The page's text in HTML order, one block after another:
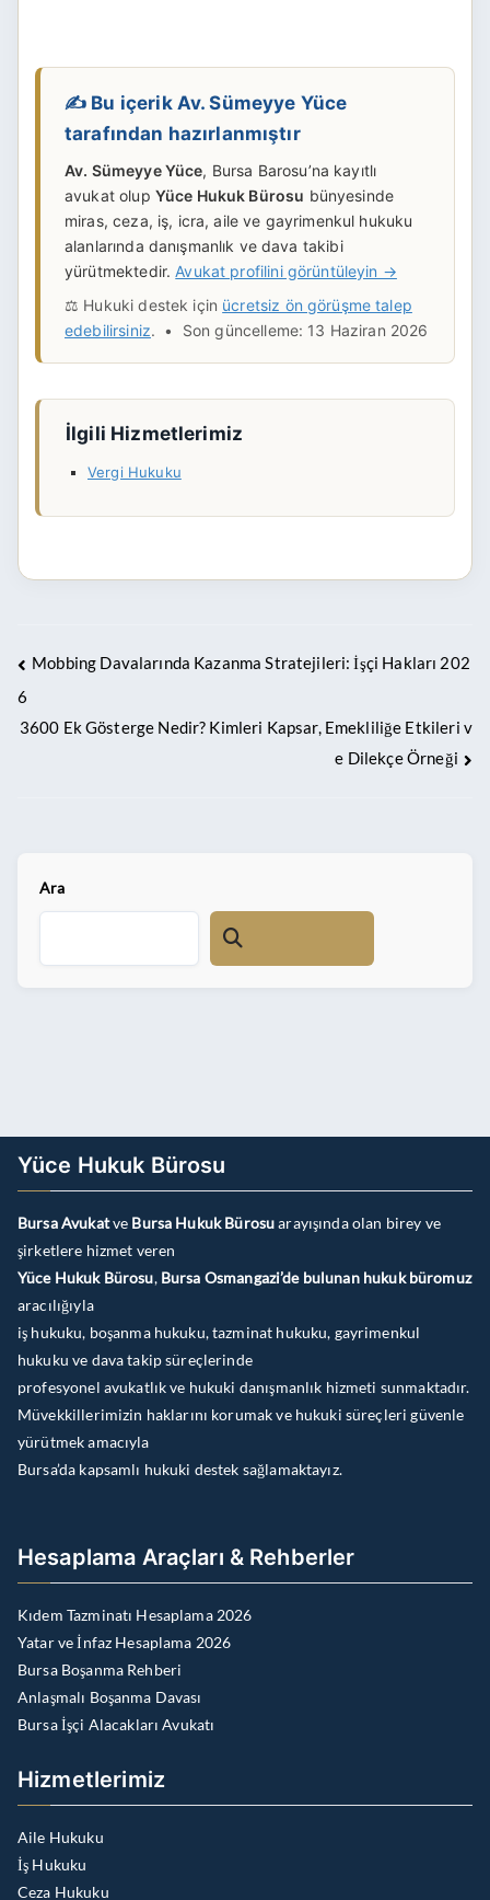
✍️ Bu içerik Av. Sümeyye Yüce
tarafından hazırlanmıştır
Av. Sümeyye Yüce, Bursa Barosu’na kayıtlı
avukat olup Yüce Hukuk Bürosu bünyesinde
miras, ceza, iş, icra, aile ve gayrimenkul hukuku
alanlarında danışmanlık ve dava takibi
yürütmektedir. Avukat profilini görüntüleyin →
⚖️ Hukuki destek için ücretsiz ön görüşme talep
edebilirsiniz. • Son güncelleme: 13 Haziran 2026
İlgili Hizmetlerimiz
Vergi Hukuku
Mobbing Davalarında Kazanma Stratejileri: İşçi Hakları 202
6
3600 Ek Gösterge Nedir? Kimleri Kapsar, Emekliliğe Etkileri v
e Dilekçe Örneği
Ara
Yüce Hukuk Bürosu
Bursa Avukatve Bursa Hukuk Bürosuarayışında olan birey ve
şirketlere hizmet veren
Yüce Hukuk Bürosu, Bursa Osmangazi’de bulunan hukuk büromuz
aracılığıyla
iş hukuku, boşanma hukuku, tazminat hukuku, gayrimenkul
hukuku ve dava takip süreçlerinde
profesyonel avukatlık ve hukuki danışmanlık hizmeti sunmaktadır.
Müvekkillerimizin haklarını korumak ve hukuki süreçleri güvenle
yürütmek amacıyla
Bursa’da kapsamlı hukuki destek sağlamaktayız.
Hesaplama Araçları & Rehberler
Kıdem Tazminatı Hesaplama 2026
Yatar ve İnfaz Hesaplama 2026
Bursa Boşanma Rehberi
Anlaşmalı Boşanma Davası
Bursa İşçi Alacakları Avukatı
Hizmetlerimiz
Aile Hukuku
İş Hukuku
Ceza Hukuku